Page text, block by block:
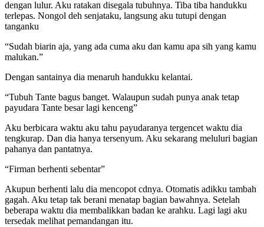
dengan lulur. Aku ratakan disegala tubuhnya. Tiba tiba handukku
terlepas. Nongol deh senjataku, langsung aku tutupi dengan
tanganku
“Sudah biarin aja, yang ada cuma aku dan kamu apa sih yang kamu
malukan.”
Dengan santainya dia menaruh handukku kelantai.
“Tubuh Tante bagus banget. Walaupun sudah punya anak tetap
payudara Tante besar lagi kenceng”
Aku berbicara waktu aku tahu payudaranya tergencet waktu dia
tengkurap. Dan dia hanya tersenyum. Aku sekarang meluluri bagian
pahanya dan pantatnya.
“Firman berhenti sebentar”
Akupun berhenti lalu dia mencopot cdnya. Otomatis adikku tambah
gagah. Aku tetap tak berani menatap bagian bawahnya. Setelah
beberapa waktu dia membalikkan badan ke arahku. Lagi lagi aku
tersedak melihat pemandangan itu.